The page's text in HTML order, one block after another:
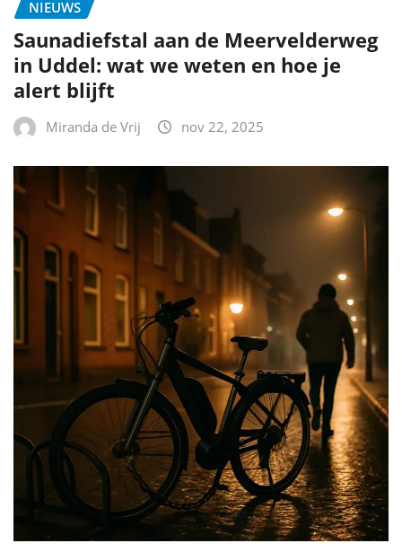
NIEUWS
Saunadiefstal aan de Meervelderweg
in Uddel: wat we weten en hoe je
alert blijft
Miranda de Vrij nov 22, 2025